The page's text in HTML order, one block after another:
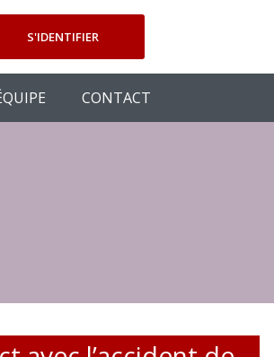
S'IDENTIFIER
CONTACT